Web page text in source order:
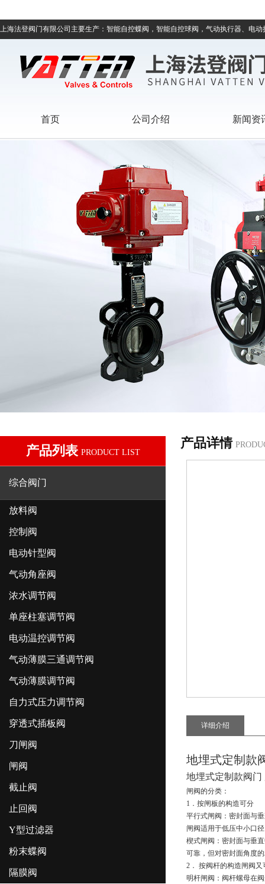
上海法登阀门有限公司主要生产：智能自控蝶阀，智能自控球阀，气动执行器、电
首页 公司介绍 新闻资
产品列表 PRODUCT LIST
综合阀门
放料阀
控制阀
电动针型阀
气动角座阀
浓水调节阀
单座柱塞调节阀
电动温控调节阀
气动薄膜三通调节阀
气动薄膜调节阀
自力式压力调节阀
穿透式插板阀
刀闸阀
闸阀
截止阀
止回阀
Y型过滤器
粉末蝶阀
隔膜阀
产品详情
详细介绍
地埋式定制款
地埋式定制款阀
闸阀的分类：
1．按闸板的构造可分
平行式闸阀：密封面与
闸阀适用于低压中小口
楔式闸阀：密封面与垂
可靠，但对密封面角度
2． 按阀杆的构造闸阀又
明杆闸阀：阀杆螺母在